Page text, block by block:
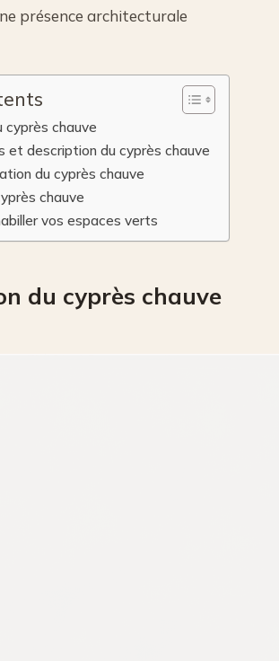
présence architecturale
chauve
et description du cyprès chauve
du cyprès chauve
chauve
vos espaces verts
du cyprès chauve